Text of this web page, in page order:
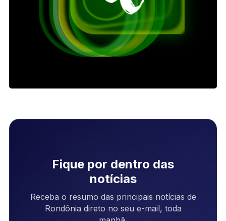
Fique por dentro das
notícias
Receba o resumo das principais notícias de
Rondônia direto no seu e-mail, toda